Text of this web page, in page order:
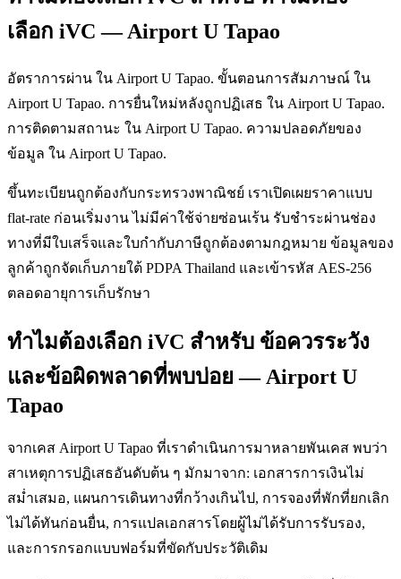
เลือก iVC — Airport U Tapao
อัตราการผ่าน ใน Airport U Tapao. ขั้นตอนการสัมภาษณ์ ใน
Airport U Tapao. การยื่นใหม่หลังถูกปฏิเสธ ใน Airport U Tapao.
การติดตามสถานะ ใน Airport U Tapao. ความปลอดภัยของ
ข้อมูล ใน Airport U Tapao.
ขึ้นทะเบียนถูกต้องกับกระทรวงพาณิชย์ เราเปิดเผยราคาแบบ
flat-rate ก่อนเริ่มงาน ไม่มีค่าใช้จ่ายซ่อนเร้น รับชำระผ่านช่อง
ทางที่มีใบเสร็จและใบกำกับภาษีถูกต้องตามกฎหมาย ข้อมูลของ
ลูกค้าถูกจัดเก็บภายใต้ PDPA Thailand และเข้ารหัส AES-256
ตลอดอายุการเก็บรักษา
ทำไมต้องเลือก iVC สำหรับ ข้อควรระวัง
และข้อผิดพลาดที่พบบ่อย — Airport U
Tapao
จากเคส Airport U Tapao ที่เราดำเนินการมาหลายพันเคส พบว่า
สาเหตุการปฏิเสธอันดับต้น ๆ มักมาจาก: เอกสารการเงินไม่
สม่ำเสมอ, แผนการเดินทางที่กว้างเกินไป, การจองที่พักที่ยกเลิก
ไม่ได้ทันก่อนยื่น, การแปลเอกสารโดยผู้ไม่ได้รับการรับรอง,
และการกรอกแบบฟอร์มที่ขัดกับประวัติเดิม